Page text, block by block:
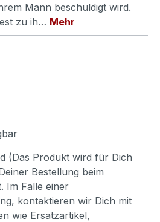
Mann beschuldigt wird.
zu ih… Mehr
(Das Produkt wird für Dich
Bestellung beim
Im Falle einer
kontaktieren wir Dich mit
wie Ersatzartikel,